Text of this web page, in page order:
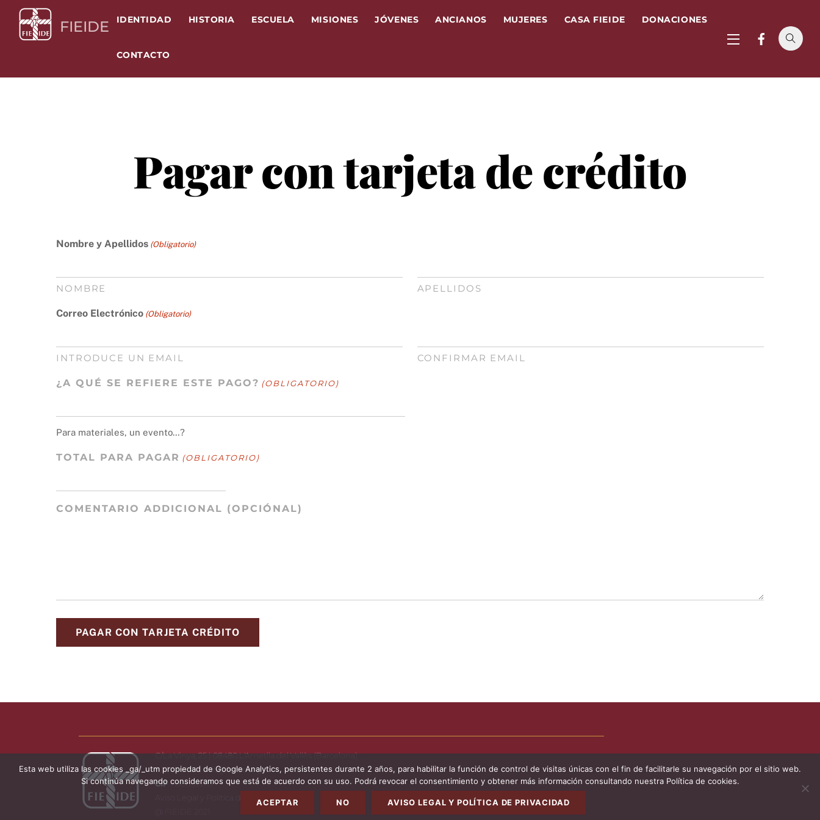
content
FIEIDE IDENTIDAD HISTORIA ESCUELA MISIONES JÓVENES ANCIANOS MUJERES CASA FIEIDE DONACIONES
CONTACTO
Pagar con tarjeta de crédito
Nombre y Apellidos (Obligatorio)
NOMBRE APELLIDOS
Correo Electrónico (Obligatorio)
INTRODUCE UN EMAIL CONFIRMAR EMAIL
¿A QUÉ SE REFIERE ESTE PAGO? (OBLIGATORIO)
Para materiales, un evento…?
TOTAL PARA PAGAR (OBLIGATORIO)
COMENTARIO ADDICIONAL (OPCIÓNAL)
C/La Vinya, 25 | 08480 L'Ametlla del Vallès (Barcelona)
938.430.130 |info@fieide.org
CIF : R5800021G
Aviso Legal y Politica de Privacidad
Esta web utiliza las cookies _ga/_utm propiedad de Google Analytics, persistentes durante 2 años, para habilitar la función de control de visitas únicas con el fin de facilitarle su navegación por el sitio web.
Si continúa navegando consideramos que está de acuerdo con su uso. Podrá revocar el consentimiento y obtener más información consultando nuestra Política de cookies.
ACEPTAR NO AVISO LEGAL Y POLÍTICA DE PRIVACIDAD